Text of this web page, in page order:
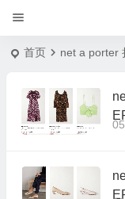
首页 net a porter